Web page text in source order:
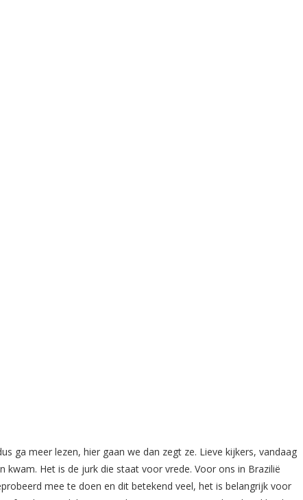
ga meer lezen, hier gaan we dan zegt ze. Lieve kijkers, vandaag
kwam. Het is de jurk die staat voor vrede. Voor ons in Brazilië
mee te doen en dit betekend veel, het is belangrijk voor